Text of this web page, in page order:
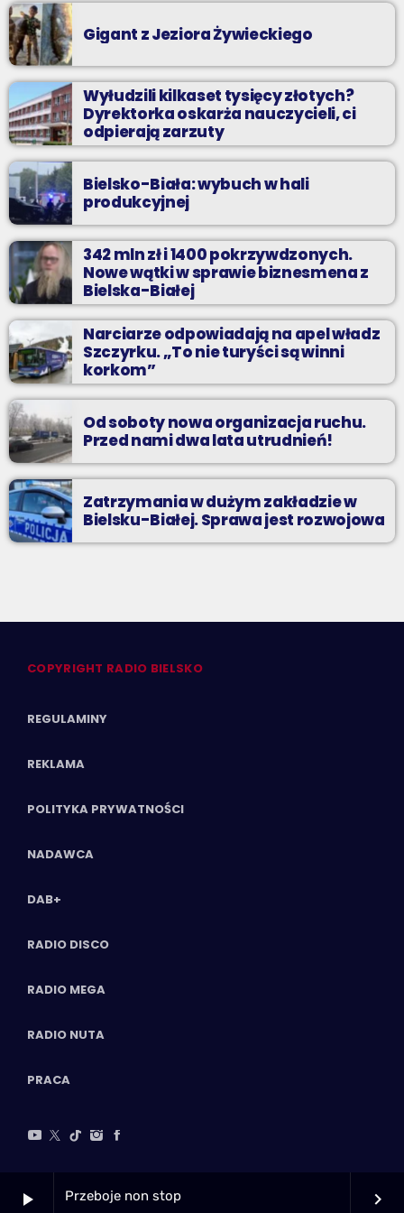
play_arrow Przeboje non stop keyboard_arrow_right
Gigant z Jeziora Żywieckiego
Wyłudzili kilkaset tysięcy złotych?
Dyrektorka oskarża nauczycieli, ci
odpierają zarzuty
Bielsko-Biała: wybuch w hali
produkcyjnej
342 mln zł i 1400 pokrzywdzonych.
Nowe wątki w sprawie biznesmena z
Bielska-Białej
Narciarze odpowiadają na apel władz
Szczyrku. „To nie turyści są winni
korkom”
Od soboty nowa organizacja ruchu.
Przed nami dwa lata utrudnień!
Zatrzymania w dużym zakładzie w
Bielsku-Białej. Sprawa jest rozwojowa
COPYRIGHT RADIO BIELSKO
REGULAMINY
REKLAMA
POLITYKA PRYWATNOŚCI
NADAWCA
DAB+
RADIO DISCO
RADIO MEGA
RADIO NUTA
PRACA